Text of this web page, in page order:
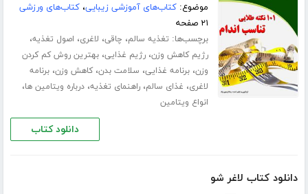
موضوع:کتاب‌های آموزشی زیبایی،کتاب‌های ورزشی
۲۱ صفحه
برچسب‌ها: تغذیه سالم، چاقی، لاغری، اصول تغذیه،
رژیم کاهش وزن،رژیم غذایی،بهترین روش کم کردن
وزن،برنامه غذایی، سلامت بدن،کاهش وزن،برنامه
لاغری، غذای سالم،راهنمای تغذیه،درباره ویتامین ها،
انواع ویتامین
دانلود کتاب
دانلود کتاب لاغر شو